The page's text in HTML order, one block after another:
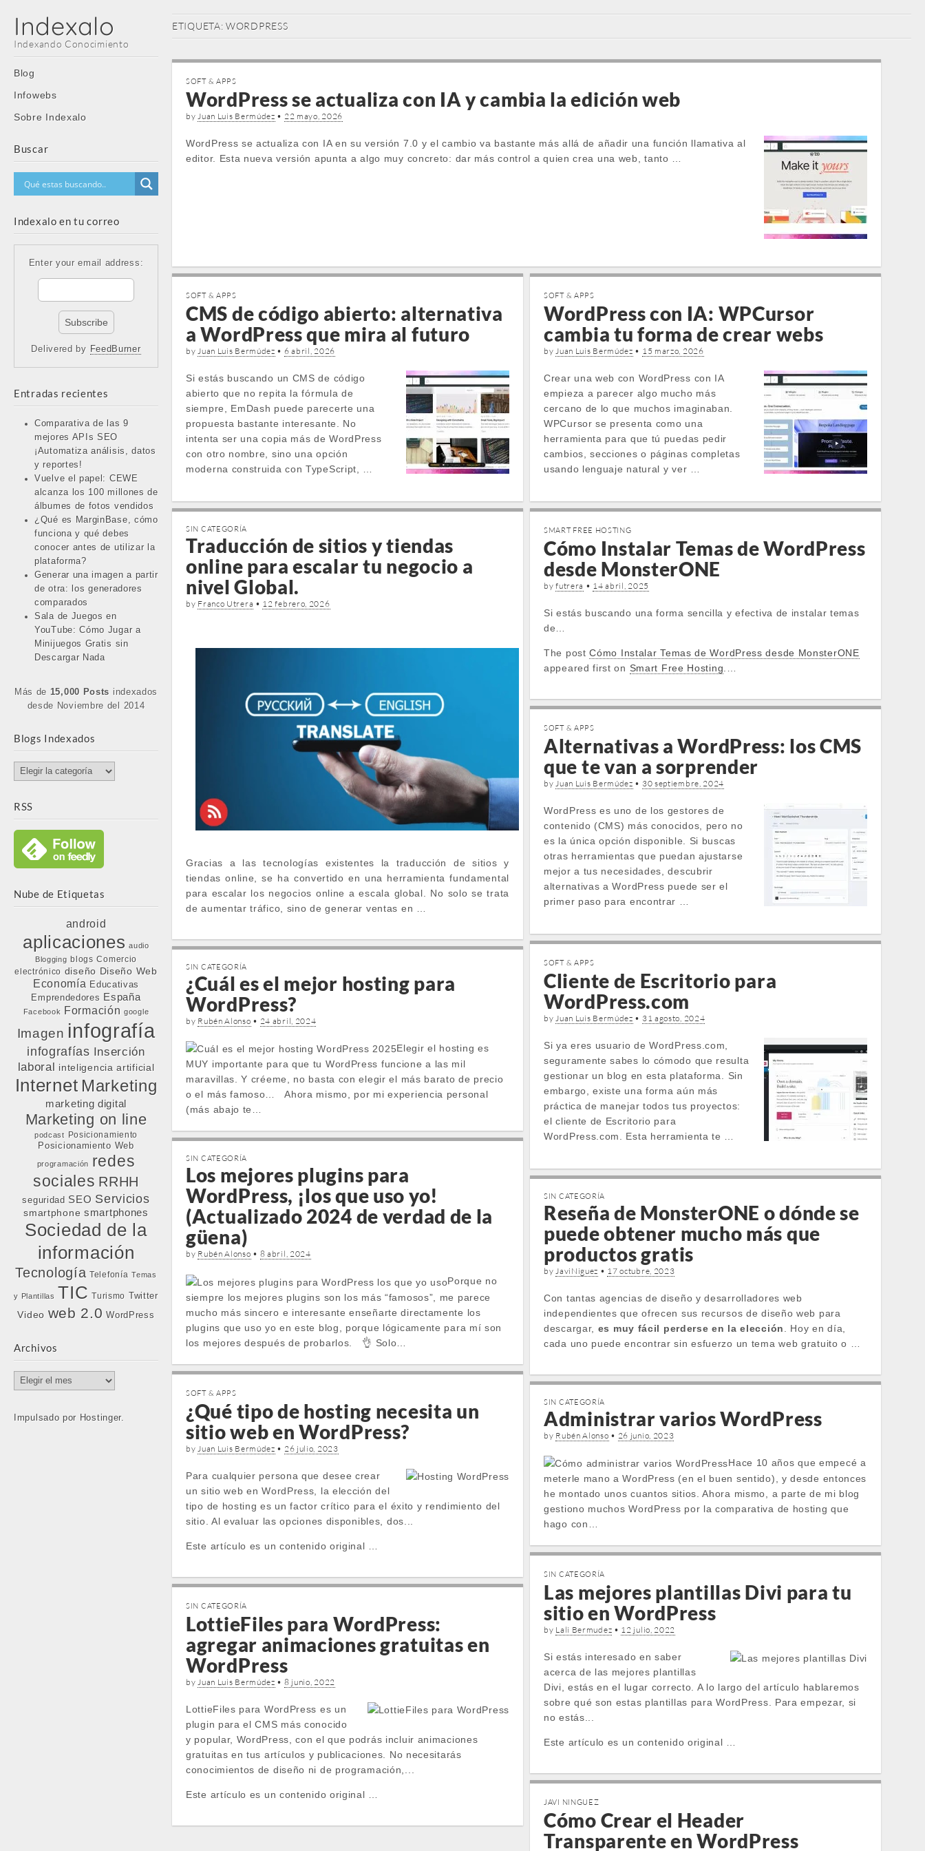
Indexalo
Indexando Conocimiento
Main
menu
Skip
content
Blog
Infowebs
Sobre Indexalo
Buscar
Indexalo en tu correo
Enter your email address:
Delivered by FeedBurner
Entradas recientes
Comparativa de las 9
mejores APIs SEO
¡Automatiza análisis, datos
y reportes!
Vuelve el papel: CEWE
alcanza los 100 millones de
álbumes de fotos vendidos
¿Qué es MarginBase, cómo
funciona y qué debes
conocer antes de utilizar la
plataforma?
Generar una imagen a partir
de otra: los generadores
comparados
Sala de Juegos en
YouTube: Cómo Jugar a
Minijuegos Gratis sin
Descargar Nada
Más de 15,000 Posts indexados
desde Noviembre del 2014
Blogs Indexados
Blogs
Indexados
RSS
Nube de Etiquetas
android
aplicaciones audio
Blogging blogs Comercio
electrónico diseño Diseño Web
Economía Educativas
Emprendedores España
Facebook Formación google
Imagen infografía
infografías Inserción
laboral inteligencia artificial
Internet Marketing
marketing digital
Marketing on line
podcast
Posicionamiento
Posicionamiento Web
programación redes
sociales RRHH
seguridad SEO Servicios
smartphone smartphones
Sociedad de la
información
Tecnología Telefonía Temas
y Plantillas TIC Turismo Twitter
Video web 2.0 WordPress
Archivos
Archivos
Impulsado por Hostinger.
ETIQUETA: WORDPRESS
SOFT & APPS
WordPress se actualiza con IA y cambia la edición web
byJuan Luis Bermúdez • 22 mayo, 2026
WordPress se actualiza con IA en su versión 7.0 y el cambio va bastante más allá de añadir una función llamativa al
editor. Esta nueva versión apunta a algo muy concreto: dar más control a quien crea una web, tanto …
SOFT & APPS
CMS de código abierto: alternativa
a WordPress que mira al futuro
byJuan Luis Bermúdez • 6 abril, 2026
Si estás buscando un CMS de código
abierto que no repita la fórmula de
siempre, EmDash puede parecerte una
propuesta bastante interesante. No
intenta ser una copia más de WordPress
con otro nombre, sino una opción
moderna construida con TypeScript, …
SOFT & APPS
WordPress con IA: WPCursor
cambia tu forma de crear webs
byJuan Luis Bermúdez • 15 marzo, 2026
Crear una web con WordPress con IA
empieza a parecer algo mucho más
cercano de lo que muchos imaginaban.
WPCursor se presenta como una
herramienta para que tú puedas pedir
cambios, secciones o páginas completas
usando lenguaje natural y ver …
SIN CATEGORÍA
Traducción de sitios y tiendas
online para escalar tu negocio a
nivel Global.
by Franco Utrera • 12 febrero, 2026
Gracias a las tecnologías existentes la traducción de sitios y
tiendas online, se ha convertido en una herramienta fundamental
para escalar los negocios online a escala global. No solo se trata
de aumentar tráfico, sino de generar ventas en …
SMART FREE HOSTING
Cómo Instalar Temas de WordPress
desde MonsterONE
byfutrera • 14 abril, 2025
Si estás buscando una forma sencilla y efectiva de instalar temas
de…
The postCómo Instalar Temas de WordPress desde MonsterONE
appeared first on Smart Free Hosting
SOFT & APPS
Alternativas a WordPress: los CMS
que te van a sorprender
byJuan Luis Bermúdez • 30 septiembre, 2024
WordPress es uno de los gestores de
contenido (CMS) más conocidos, pero no
es la única opción disponible. Si buscas
otras herramientas que puedan ajustarse
mejor a tus necesidades, descubrir
alternativas a WordPress puede ser el
primer paso para encontrar …
SOFT & APPS
Cliente de Escritorio para
WordPress.com
byJuan Luis Bermúdez • 31 agosto, 2024
Si ya eres usuario de WordPress.com,
seguramente sabes lo cómodo que resulta
gestionar un blog en esta plataforma. Sin
embargo, existe una forma aún más
práctica de manejar todos tus proyectos:
el cliente de Escritorio para
WordPress.com. Esta herramienta te …
SIN CATEGORÍA
¿Cuál es el mejor hosting para
WordPress?
by Rubén Alonso • 24 abril, 2024
Elegir el hosting es
MUY importante para que tu WordPress funcione a las mil
maravillas. Y créeme, no basta con elegir el más barato de precio
o el más famoso… Ahora mismo, por mi experiencia personal
(más abajo te…
SIN CATEGORÍA
Los mejores plugins para
WordPress, ¡los que uso yo!
(Actualizado 2024 de verdad de la
güena)
by Rubén Alonso • 8 abril, 2024
Porque no
siempre los mejores plugins son los más “famosos”, me parece
mucho más sincero e interesante enseñarte directamente los
plugins que uso yo en este blog, porque lógicamente para mí son
los mejores después de probarlos. 👌 Solo…
SIN CATEGORÍA
Reseña de MonsterONE o dónde se
puede obtener mucho más que
productos gratis
byJaviNiguez • 17 octubre, 2023
Con tantas agencias de diseño y desarrolladores web
independientes que ofrecen sus recursos de diseño web para
descargar, es muy fácil perderse en la elección
. Hoy en día,
cada uno puede encontrar sin esfuerzo un tema web gratuito o …
SOFT & APPS
¿Qué tipo de hosting necesita un
sitio web en WordPress?
by Juan Luis Bermúdez • 26 julio, 2023
Para cualquier persona que desee crear
un sitio web en WordPress, la elección del
tipo de hosting es un factor crítico para el éxito y rendimiento del
sitio. Al evaluar las opciones disponibles, dos...
Este artículo es un contenido original …
SIN CATEGORÍA
Administrar varios WordPress
by Rubén Alonso • 26 junio, 2023
Hace 10 años que empecé a
meterle mano a WordPress (en el buen sentido), y desde entonces
he montado unos cuantos sitios. Ahora mismo, a parte de mi blog
gestiono muchos WordPress por la comparativa de hosting que
hago con…
SIN CATEGORÍA
Las mejores plantillas Divi para tu
sitio en WordPress
by Lali Bermudez • 12 julio, 2022
Si estás interesado en saber
acerca de las mejores plantillas
Divi, estás en el lugar correcto. A lo largo del artículo hablaremos
sobre qué son estas plantillas para WordPress. Para empezar, si
no estás...
Este artículo es un contenido original …
SIN CATEGORÍA
LottieFiles para WordPress:
agregar animaciones gratuitas en
WordPress
by Juan Luis Bermúdez • 8 junio, 2022
LottieFiles para WordPress es un
plugin para el CMS más conocido
y popular, WordPress, con el que podrás incluir animaciones
gratuitas en tus artículos y publicaciones. No necesitarás
conocimientos de diseño ni de programación,...
Este artículo es un contenido original …
JAVI NINGUEZ
Cómo Crear el Header
Transparente en WordPress